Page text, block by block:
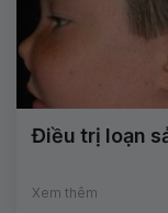
Điều trị loạn
Xem thêm